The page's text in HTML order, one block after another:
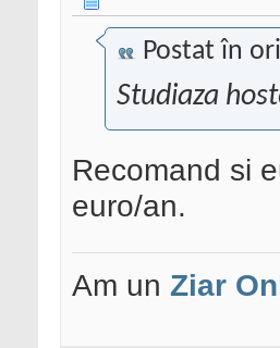
Postat în
Studiaza
Recomand si
euro/an.
Am un Ziar